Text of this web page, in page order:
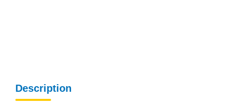
Description